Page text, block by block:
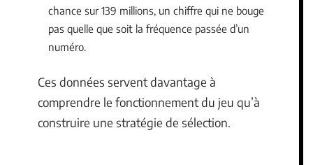
chance sur 139 millions, un chiffre qui ne bouge
pas quelle que soit la fréquence passée d’un
numéro.
Ces données servent davantage à
comprendre le fonctionnement du jeu qu’à
construire une stratégie de sélection.